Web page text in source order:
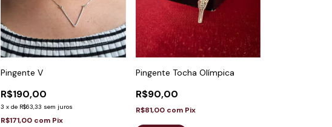
Pingente V
R$190,00
3 xde R$63,33 sem juros
R$171,00 com Pix
Pingente Tocha Olímpica
R$90,00
R$81,00 com Pix